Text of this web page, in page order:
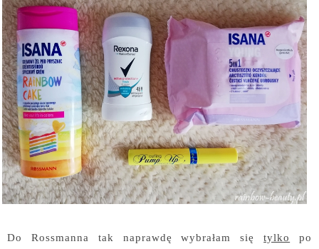
Do Rossmanna tak naprawdę wybrałam siętylko
po